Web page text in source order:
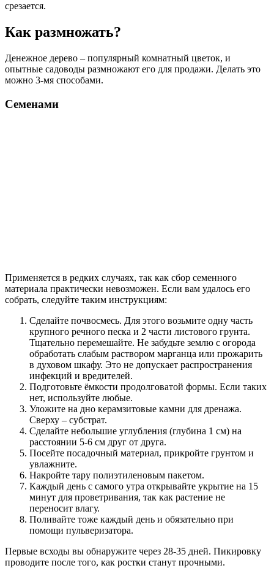
срезается.
Как размножать?
Денежное дерево – популярный комнатный цветок, и
опытные садоводы размножают его для продажи. Делать это
можно 3-мя способами.
Семенами
Применяется в редких случаях, так как сбор семенного
материала практически невозможен. Если вам удалось его
собрать, следуйте таким инструкциям:
Сделайте почвосмесь. Для этого возьмите одну часть
крупного речного песка и 2 части листового грунта.
Тщательно перемешайте. Не забудьте землю с огорода
обработать слабым раствором марганца или прожарить
в духовом шкафу. Это не допускает распространения
инфекций и вредителей.
Подготовьте ёмкости продолговатой формы. Если таких
нет, используйте любые.
Уложите на дно керамзитовые камни для дренажа.
Сверху – субстрат.
Сделайте небольшие углубления (глубина 1 см) на
расстоянии 5-6 см друг от друга.
Посейте посадочный материал, прикройте грунтом и
увлажните.
Накройте тару полиэтиленовым пакетом.
Каждый день с самого утра открывайте укрытие на 15
минут для проветривания, так как растение не
переносит влагу.
Поливайте тоже каждый день и обязательно при
помощи пульверизатора.
Первые всходы вы обнаружите через 28-35 дней. Пикировку
проводите после того, как ростки станут прочными.